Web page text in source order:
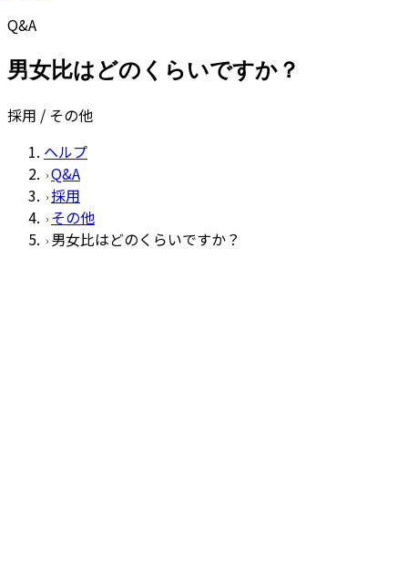
Q&A
男女比はどのくらいですか？
採用 / その他
ヘルプ
Q&A
採用
その他
男女比はどのくらいですか？